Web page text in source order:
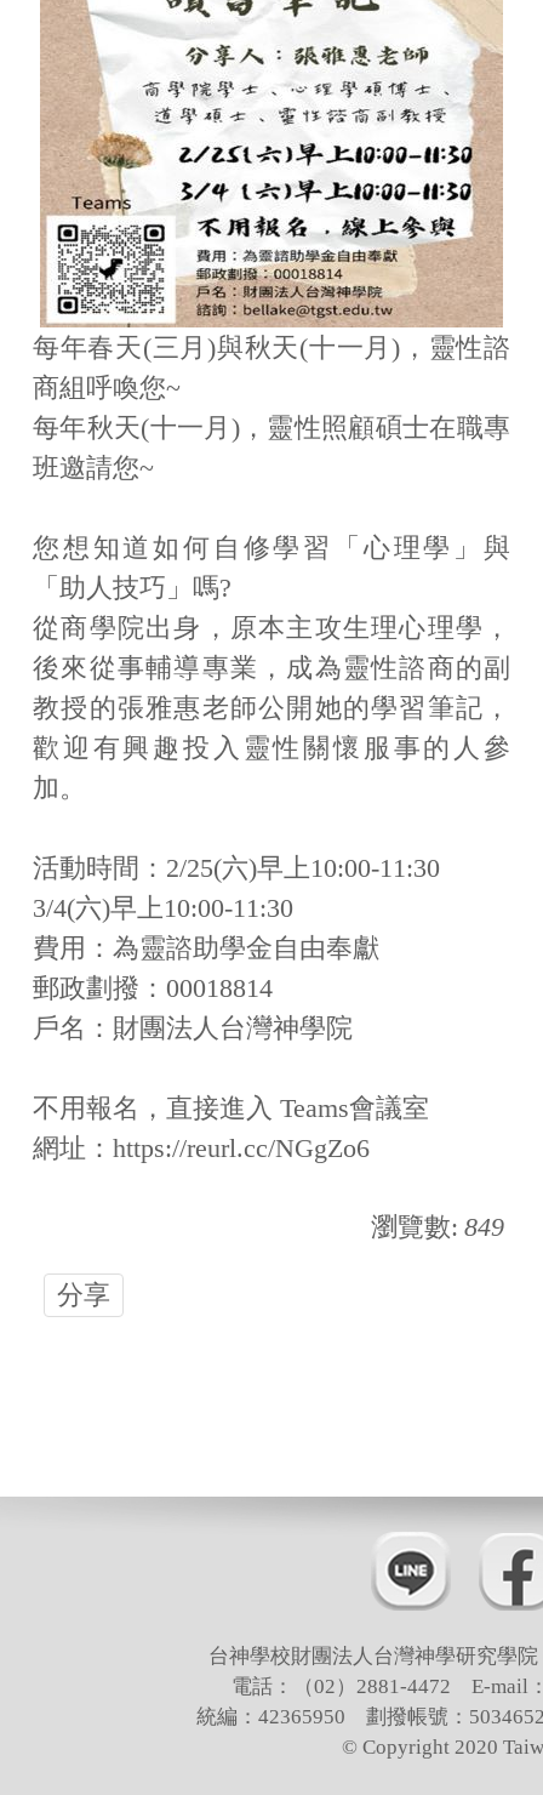
課程時間表
招生訊息
畢業出路
影音區
成員聯絡
核心能力指標
學生成果發表
下載專區
實習專區
每年春天(三月)與秋天(十一月)，靈性諮
商組呼喚您~
每年秋天(十一月)，靈性照顧碩士在職專
班邀請您~
您想知道如何自修學習「心理學」與
「助人技巧」嗎?
從商學院出身，原本主攻生理心理學，
後來從事輔導專業，成為靈性諮商的副
教授的張雅惠老師公開她的學習筆記，
歡迎有興趣投入靈性關懷服事的人參
加。
活動時間：2/25(六)早上10:00-11:30
3/4(六)早上10:00-11:30
費用：為靈諮助學金自由奉獻
郵政劃撥：00018814
戶名：財團法人台灣神學院
不用報名，直接進入 Teams會議室
網址：https://reurl.cc/NGgZo6
瀏覽數: 849
分享
台神學校財團法人台灣神學研究學
電話：（02）2881-4472 E-mail
統編：42365950 劃撥帳號：
© Copyright 2020